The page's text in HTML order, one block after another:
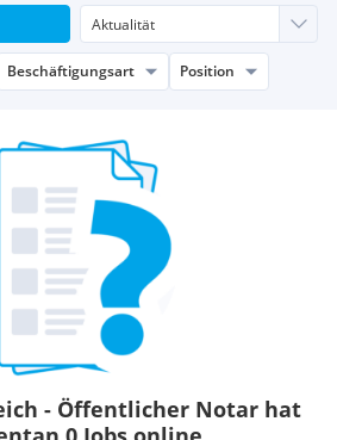
Beschäftigungsart Position
- Öffentlicher Notar hat